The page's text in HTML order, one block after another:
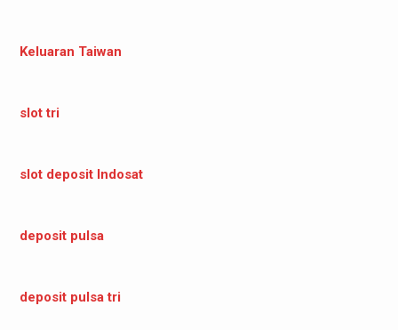
Keluaran Taiwan
slot tri
slot deposit Indosat
deposit pulsa
deposit pulsa tri